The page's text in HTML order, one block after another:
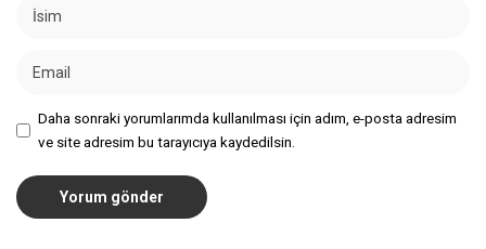
Daha sonraki yorumlarımda kullanılması için adım, e-posta adresim
ve site adresim bu tarayıcıya kaydedilsin.